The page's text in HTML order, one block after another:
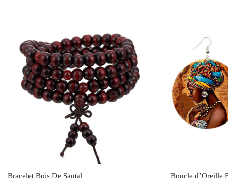
Bracelet Bois De Santal Boucle d’Oreille